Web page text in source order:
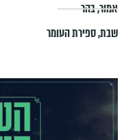
אמור,בהר
שבת,ספירת העומר